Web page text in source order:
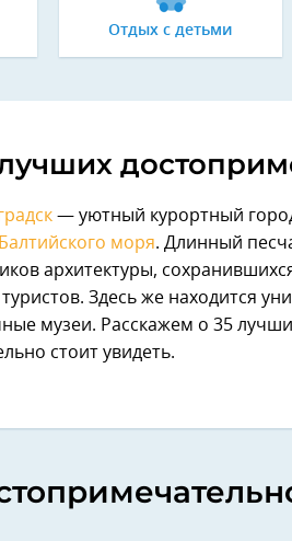
Отдых с детьми
— уютный курортный
Балтийского моря. Длинный
архитектуры,
Здесь же находится
музеи. Расскажем о 35
стоит увидеть.